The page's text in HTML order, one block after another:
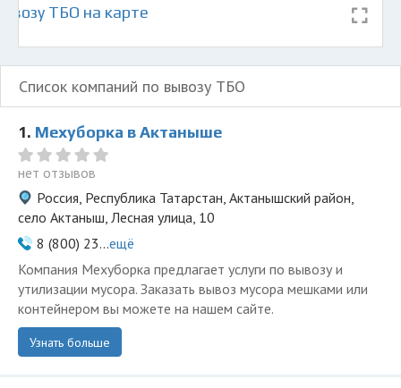
ТБО на карте
Список компаний по вывозу ТБО
1. Мехуборка в Актаныше
нет отзывов
Россия, Республика Татарстан, Актанышский район,
село Актаныш, Лесная улица, 10
8 (800) 23...ещё
Компания Мехуборка предлагает услуги по вывозу и
утилизации мусора. Заказать вывоз мусора мешками или
контейнером вы можете на нашем сайте.
Узнать больше